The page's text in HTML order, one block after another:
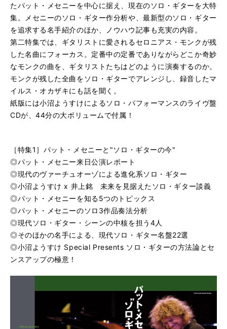
たパット・メセニーを中心に据え、現在のソロ・ギターを大特
集。メセニーのソロ・ギター作分析や、最新型のソロ・ギター
を追求する名手紹介のほか、ノウハウ記事も充実の内容。
第二特集では、ギタリストに愛されるセロニアス・モンクが残
した名曲にフォーカス。定番中の定番でありながらどこか奇妙
なモンクの曲を、ギタリストたちはどのように演奏するのか。
モンクが残した全曲をソロ・ギターでアレンジし、録音したマ
イルス・オカザキにも話を聞く。
紙版には小沼ようすけによるソロ・パフォーマンスのライヴ盤
CDが、44分の大ボリュームで付属！
［特集1］パット・メセニーと"ソロ・ギターの今"
◎パット・メセニー来日公演レポート
◎現代のヴァーチュオーゾによる進化系ソロ・ギター
◎小沼ようすけ x 井上銘 未来を見据えたソロ・ギター談義
◎パット・メセニーを知る5つのトピックス
◎パット・メセニーのソロ3作品奏法分析
◎現代ソロ・ギター・シーンの中核を担う4人
◎そのほかの名手による、現代ソロ・ギター名盤22選
◎小沼ようすけ Special Presents ソロ・ギターの方法論とセ
ンスアップの極意！